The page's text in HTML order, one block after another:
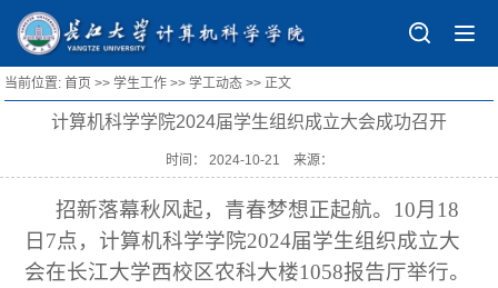
首页
学院概况
历史沿革
组织结构
师资概况
导师风采
规章制度
管理制度
人才培养
当前位置:首页 >>学生工作 >>学工动态 >> 正文
计算机科学学院2024届学生组织成立大会成功召开
时间： 2024-10-21 来源：
招新落幕秋风起，青春梦想正起航。10月18
日7点，计算机科学学院2024届学生组织成立大
会在长江大学西校区农科大楼1058报告厅举行。